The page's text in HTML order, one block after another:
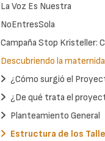
La Voz Es Nuestra
NoEntresSola
Campaña Stop Kristeller:
Descubriendo la
¿Cómo surgió el
¿De qué trata el
Planteamiento General
Estructura de los